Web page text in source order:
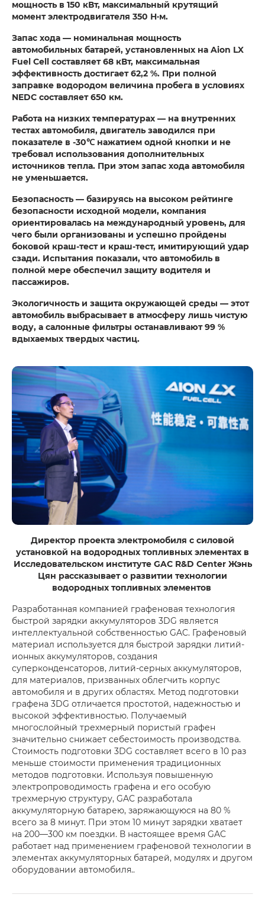
мощность в 150 кВт, максимальный крутящий
момент электродвигателя 350 Н·м.
Запас хода — номинальная мощность
автомобильных батарей, установленных на Aion LX
Fuel Cell составляет 68 кВт, максимальная
эффективность достигает 62,2 %. При полной
заправке водородом величина пробега в условиях
NEDC составляет 650 км.
Работа на низких температурах — на внутренних
тестах автомобиля, двигатель заводился при
показателе в -30℃ нажатием одной кнопки и не
требовал использования дополнительных
источников тепла. При этом запас хода автомобиля
не уменьшается.
Безопасность — базируясь на высоком рейтинге
безопасности исходной модели, компания
ориентировалась на международный уровень, для
чего были организованы и успешно пройдены
боковой краш-тест и краш-тест, имитирующий удар
сзади. Испытания показали, что автомобиль в
полной мере обеспечил защиту водителя и
пассажиров.
Экологичность и защита окружающей среды — этот
автомобиль выбрасывает в атмосферу лишь чистую
воду, а салонные фильтры останавливают 99 %
вдыхаемых твердых частиц.
Директор проекта электромобиля с силовой
установкой на водородных топливных элементах в
Исследовательском институте GAC R&D Center Жэнь
Цян рассказывает о развитии технологии
водородных топливных элементов
Разработанная компанией графеновая технология
быстрой зарядки аккумуляторов 3DG является
интеллектуальной собственностью GAC. Графеновый
материал используется для быстрой зарядки литий-
ионных аккумуляторов, создания
суперконденсаторов, литий-серных аккумуляторов,
для материалов, призванных облегчить корпус
автомобиля и в других областях. Метод подготовки
графена 3DG отличается простотой, надежностью и
высокой эффективностью. Получаемый
многослойный трехмерный пористый графен
значительно снижает себестоимость производства.
Стоимость подготовки 3DG составляет всего в 10 раз
меньше стоимости применения традиционных
методов подготовки. Используя повышенную
электропроводимость графена и его особую
трехмерную структуру, GAC разработала
аккумуляторную батарею, заряжающуюся на 80 %
всего за 8 минут. При этом 10 минут зарядки хватает
на 200—300 км поездки. В настоящее время GAC
работает над применением графеновой технологии в
элементах аккумуляторных батарей, модулях и другом
оборудовании автомобиля..